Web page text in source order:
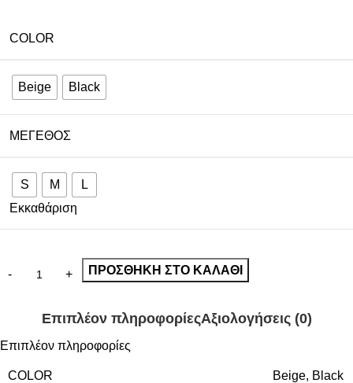
COLOR
Beige Black
ΜΈΓΕΘΟΣ
S M
L
Εκκαθάριση
ΠΡΟΣΘΉΚΗ ΣΤΟ ΚΑΛΆΘΙ
Επιπλέον πληροφορίεςΑξιολογήσεις (0)
Επιπλέον πληροφορίες
COLOR Beige, Black